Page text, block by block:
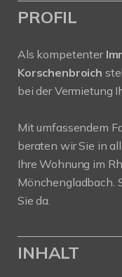
PROFIL
Als kompetenter
Korschenbroich
bei der Vermietung
Mit umfassendem
beraten wir Sie in
Ihre Wohnung im
Mönchengladbach.
Sie da.
INHALT